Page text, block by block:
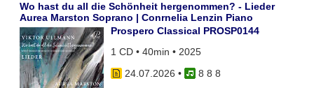
Wo hast du all die Schönheit hergenommen? - Lieder
Aurea Marston Soprano | Conrnelia Lenzin Piano
Prospero Classical PROSP0144
1 CD • 40min • 2025
24.07.2026 •
8 8 8